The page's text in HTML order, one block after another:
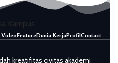
VideoFeatureDunia KerjaProfilContact
kreatifitas civitas akademi